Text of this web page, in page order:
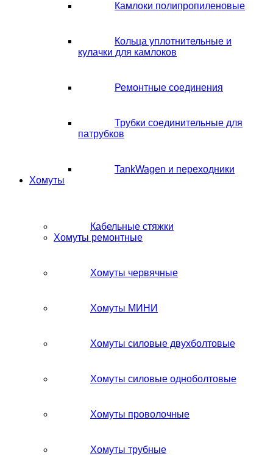
Камлоки полипропиленовые
Кольца уплотнительные и
кулачки для камлоков
Ремонтные соединения
Трубки соединительные для
патрубков
TankWagen и переходники
Хомуты
Кабельные стяжки
Хомуты ремонтные
Хомуты червячные
Хомуты МИНИ
Хомуты силовые двухболтовые
Хомуты силовые одноболтовые
Хомуты проволочные
Хомуты трубные